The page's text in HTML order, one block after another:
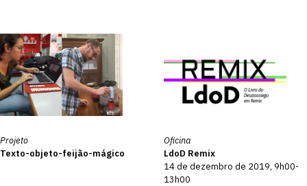
Projeto
Texto-objeto-feijão-mágico
Oficina
LdoD Remix
14 de dezembro de 2019, 9h00-
13h00